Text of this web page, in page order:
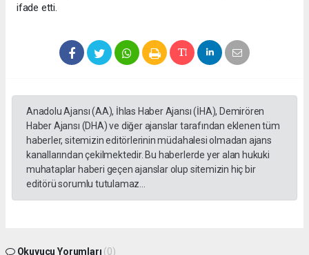
ifade etti.
Anadolu Ajansı (AA), İhlas Haber Ajansı (İHA), Demirören
Haber Ajansı (DHA) ve diğer ajanslar tarafından eklenen tüm
haberler, sitemizin editörlerinin müdahalesi olmadan ajans
kanallarından çekilmektedir. Bu haberlerde yer alan hukuki
muhataplar haberi geçen ajanslar olup sitemizin hiç bir
editörü sorumlu tutulamaz...
Okuyucu Yorumları (0)